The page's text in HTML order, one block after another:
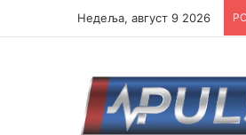
Недеља, август 9 2026